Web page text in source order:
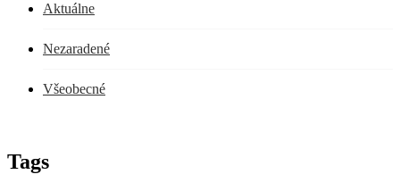
Aktuálne
Nezaradené
Všeobecné
Tags